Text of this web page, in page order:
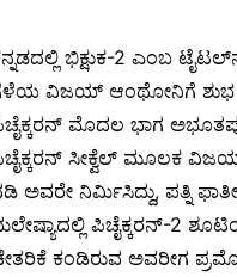
ಭಿಕ್ಷುಕ-2 ಎಂಬ
ವಿಜಯ್ ಆಂಥೋನಿಗೆ ಶುಭ
ಮೊದಲ ಭಾಗ
ಸೀಕ್ವೆಲ್ ಮೂಲಕ
ಅವರೇ ನಿರ್ಮಿಸಿದ್ದು, ಪತ್ನಿ
ಪಿಚೈಕ್ಕರನ್-2
ಕಂಡಿರುವ ಅವರೀಗ